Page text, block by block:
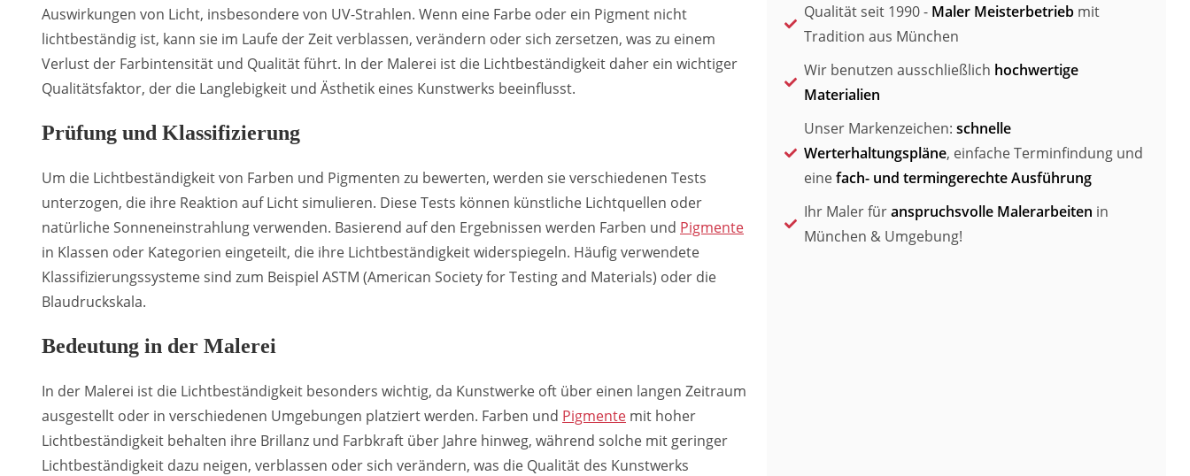
Auswirkungen von Licht, insbesondere von UV-Strahlen. Wenn eine Farbe oder ein Pigment nicht
lichtbeständig ist, kann sie im Laufe der Zeit verblassen, verändern oder sich zersetzen, was zu einem
Verlust der Farbintensität und Qualität führt. In der Malerei ist die Lichtbeständigkeit daher ein wichtiger
Qualitätsfaktor, der die Langlebigkeit und Ästhetik eines Kunstwerks beeinflusst.
Prüfung und Klassifizierung
Um die Lichtbeständigkeit von Farben und Pigmenten zu bewerten, werden sie verschiedenen Tests
unterzogen, die ihre Reaktion auf Licht simulieren. Diese Tests können künstliche Lichtquellen oder
natürliche Sonneneinstrahlung verwenden. Basierend auf den Ergebnissen werden Farben und Pigmente
in Klassen oder Kategorien eingeteilt, die ihre Lichtbeständigkeit widerspiegeln. Häufig verwendete
Klassifizierungssysteme sind zum Beispiel ASTM (American Society for Testing and Materials) oder die
Blaudruckskala.
Bedeutung in der Malerei
In der Malerei ist die Lichtbeständigkeit besonders wichtig, da Kunstwerke oft über einen langen Zeitraum
ausgestellt oder in verschiedenen Umgebungen platziert werden. Farben und Pigmente mit hoher
Lichtbeständigkeit behalten ihre Brillanz und Farbkraft über Jahre hinweg, während solche mit geringer
Lichtbeständigkeit dazu neigen, verblassen oder sich verändern, was die Qualität des Kunstwerks
Qualität seit 1990 - Maler Meisterbetrieb mit
Tradition aus München
Wir benutzen ausschließlich hochwertige
Materialien
Unser Markenzeichen: schnelle
Werterhaltungspläne, einfache Terminfindung und
einefach- und termingerechte Ausführung
Ihr Maler füranspruchsvolle Malerarbeiten in
München & Umgebung!